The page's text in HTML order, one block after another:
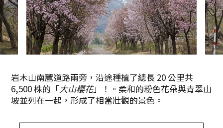
岩木山南麓道路兩旁，沿途種植了總長 20 公里共
6,500 株的「大山櫻花」！。柔和的粉色花朵與青翠山
坡並列在一起，形成了相當壯觀的景色。